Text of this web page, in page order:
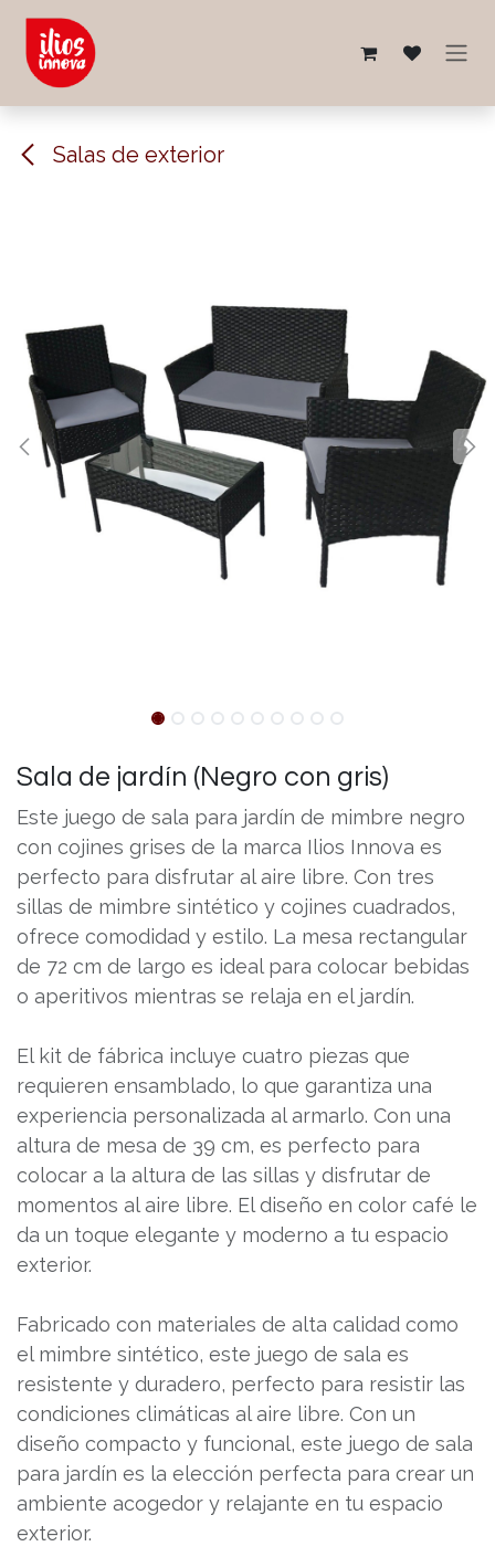
Ir al contenido
Salas de exterior
Sala de jardín (Negro con gris)
Este juego de sala para jardín de mimbre negro
con cojines grises de la marca Ilios Innova es
perfecto para disfrutar al aire libre. Con tres
sillas de mimbre sintético y cojines cuadrados,
ofrece comodidad y estilo. La mesa rectangular
de 72 cm de largo es ideal para colocar bebidas
o aperitivos mientras se relaja en el jardín.
El kit de fábrica incluye cuatro piezas que
requieren ensamblado, lo que garantiza una
experiencia personalizada al armarlo. Con una
altura de mesa de 39 cm, es perfecto para
colocar a la altura de las sillas y disfrutar de
momentos al aire libre. El diseño en color café le
da un toque elegante y moderno a tu espacio
exterior.
Fabricado con materiales de alta calidad como
el mimbre sintético, este juego de sala es
resistente y duradero, perfecto para resistir las
condiciones climáticas al aire libre. Con un
diseño compacto y funcional, este juego de sala
para jardín es la elección perfecta para crear un
ambiente acogedor y relajante en tu espacio
exterior.